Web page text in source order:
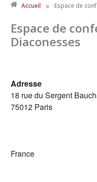
Accueil » Espace de
Espace de
Diaconesses
Adresse
18 rue du Sergent
75012 Paris
France